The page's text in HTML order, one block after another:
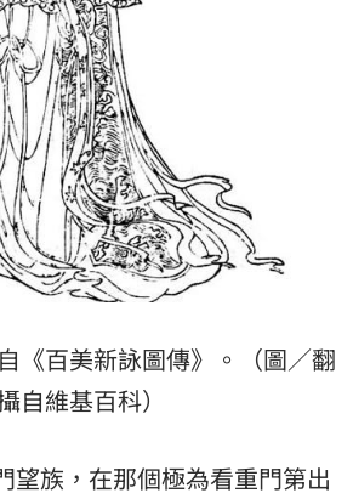
《百美新詠圖傳》。（圖／翻
自維基百科）
望族，在那個極為看重門第出